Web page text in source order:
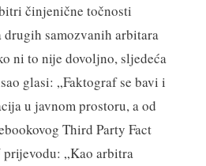
činjenične točnosti
samozvanih arbitara
ni to nije dovoljno, sljedeća
glasi: „Faktograf se bavi i
u javnom prostoru, a od
Third Party Fact
„Kao arbitra